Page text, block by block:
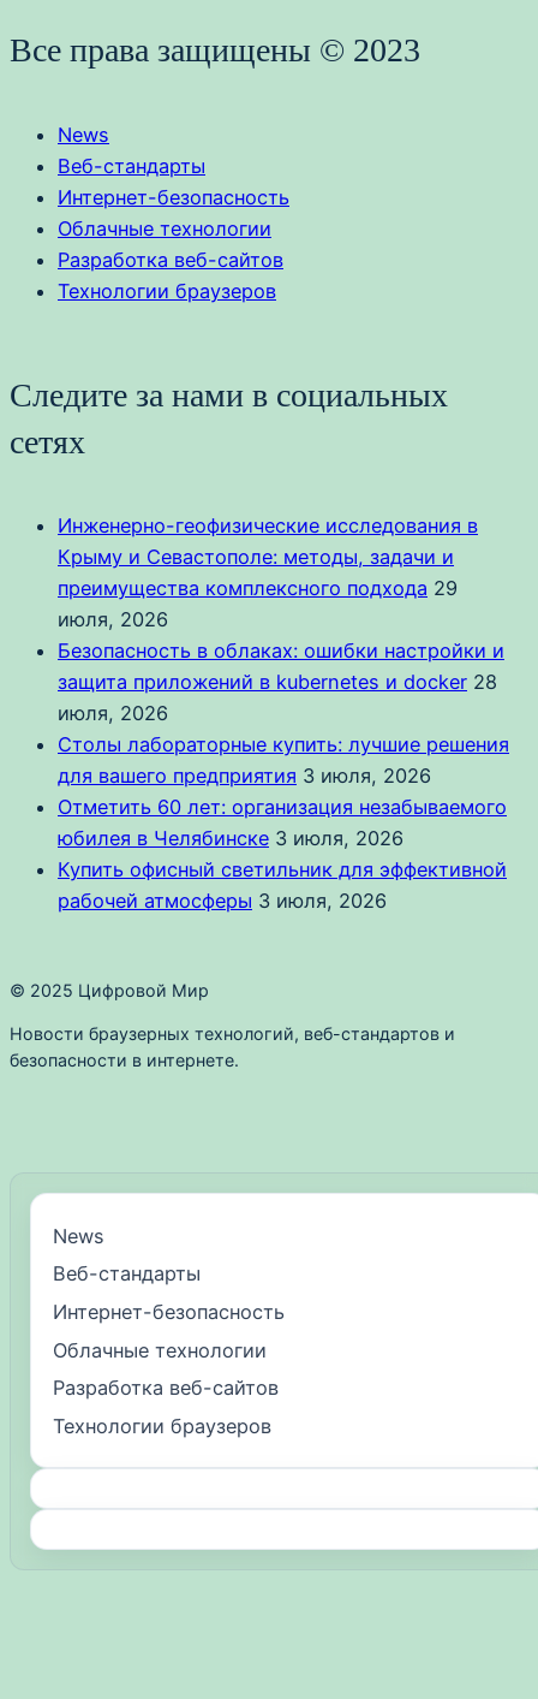
Все права защищены © 2023
News
Веб-стандарты
Интернет-безопасность
Облачные технологии
Разработка веб-сайтов
Технологии браузеров
Следите за нами в социальных
сетях
Инженерно-геофизические исследования в
Крыму и Севастополе: методы, задачи и
преимущества комплексного подхода 29
июля, 2026
Безопасность в облаках: ошибки настройки и
защита приложений в kubernetes и docker 28
июля, 2026
Столы лабораторные купить: лучшие решения
для вашего предприятия 3 июля, 2026
Отметить 60 лет: организация незабываемого
юбилея в Челябинске 3 июля, 2026
Купить офисный светильник для эффективной
рабочей атмосферы 3 июля, 2026
© 2025 Цифровой Мир
Новости браузерных технологий, веб-стандартов и
безопасности в интернете.
News
Веб-стандарты
Интернет-безопасность
Облачные технологии
Разработка веб-сайтов
Технологии браузеров